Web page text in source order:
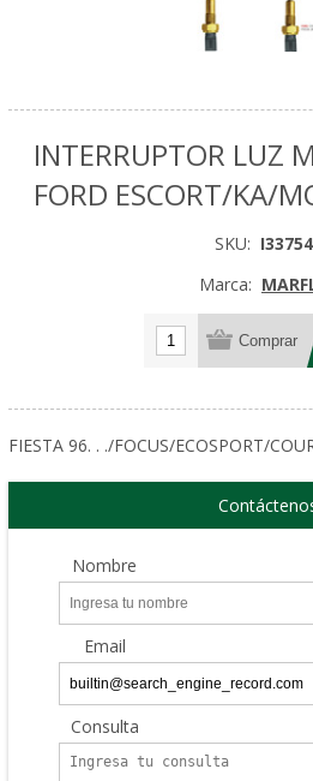
INTERRUPTOR LUZ
FORD ESCORT/KA/
SKU:
Marca:
FIESTA 96. . ./FOCUS/ECOSPORT/
Nombre
Email
Consulta